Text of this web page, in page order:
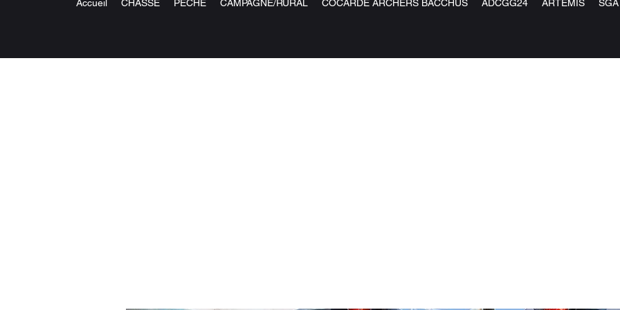
Accueil CHASSE PECHE CAMPAGNE/RURAL COCARDE ARCHERS BACCHUS ADCGG24 ARTEMIS SGA